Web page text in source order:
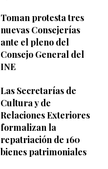
Toman protesta tres
nuevas Consejerías
ante el pleno del
Consejo General del
INE
Las Secretarías de
Cultura y de
Relaciones Exteriores
formalizan la
repatriación de 160
bienes patrimoniales